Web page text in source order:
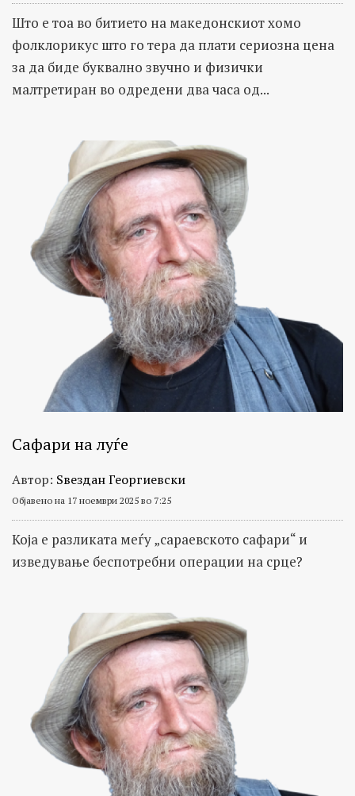
Што е тоа во битието на македонскиот хомо
фолклорикус што го тера да плати сериозна цена
за да биде буквално звучно и физички
малтретиран во одредени два часа од...
Сафари на луѓе
Автор: Ѕвездан Георгиевски
Објавено на 17 ноември 2025 во 7:25
Која е разликата меѓу „сараевското сафари“ и
изведување беспотребни операции на срце?